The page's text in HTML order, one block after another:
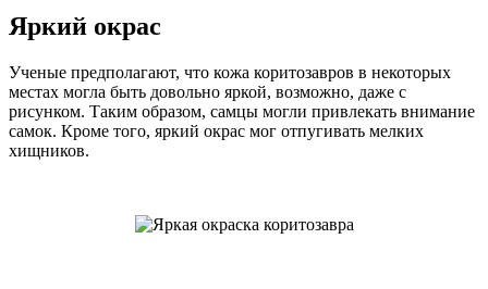
Яркий окрас
Ученые предполагают, что кожа коритозавров в некоторых
местах могла быть довольно яркой, возможно, даже с
рисунком. Таким образом, самцы могли привлекать внимание
самок. Кроме того, яркий окрас мог отпугивать мелких
хищников.